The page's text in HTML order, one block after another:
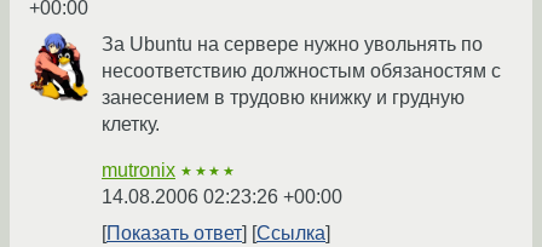
+00:00
За Ubuntu на сервере нужно увольнять по
несоответствию должностым обязаностям с
занесением в трудовю книжку и грудную
клетку.
mutronix ★★★★
14.08.2006 02:23:26 +00:00
Показать ответ
Ссылка